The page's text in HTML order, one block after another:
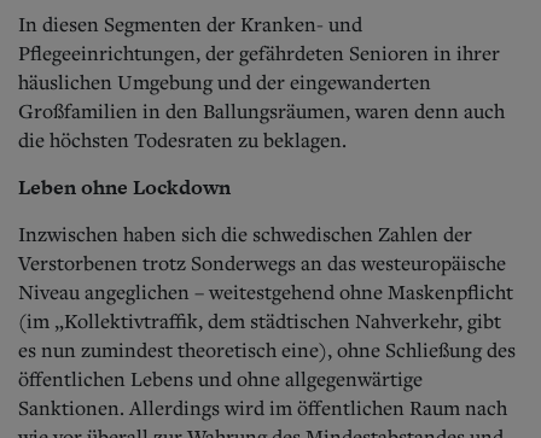
In diesen Segmenten der Kranken- und
Pflegeeinrichtungen, der gefährdeten Senioren in ihrer
häuslichen Umgebung und der eingewanderten
Großfamilien in den Ballungsräumen, waren denn auch
die höchsten Todesraten zu beklagen.
Leben ohne Lockdown
Inzwischen haben sich die schwedischen Zahlen der
Verstorbenen trotz Sonderwegs an das westeuropäische
Niveau angeglichen – weitestgehend ohne Maskenpflicht
(im „Kollektivtraffik, dem städtischen Nahverkehr, gibt
es nun zumindest theoretisch eine), ohne Schließung des
öffentlichen Lebens und ohne allgegenwärtige
Sanktionen. Allerdings wird im öffentlichen Raum nach